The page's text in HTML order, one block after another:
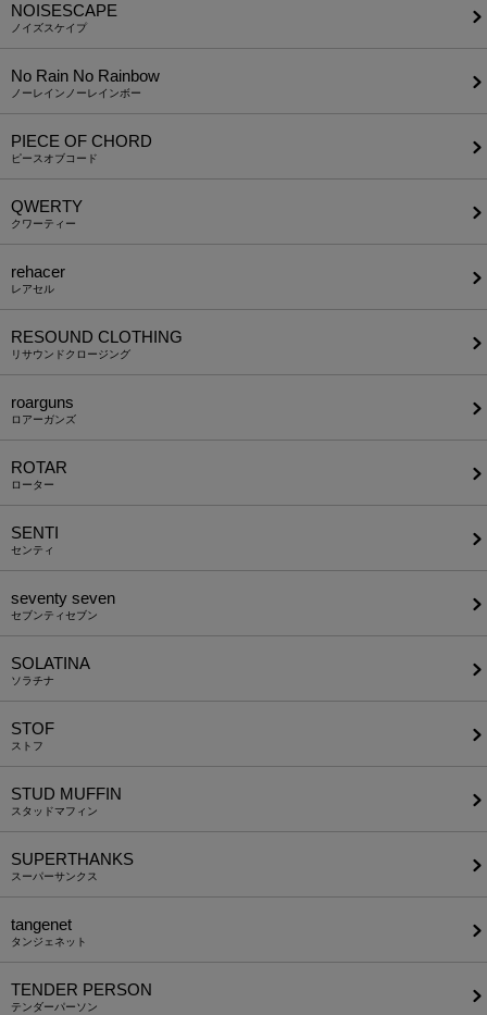
NOISESCAPE
ノイズスケイプ
No Rain No Rainbow
ノーレインノーレインボー
PIECE OF CHORD
ピースオブコード
QWERTY
クワーティー
rehacer
レアセル
RESOUND CLOTHING
リサウンドクロージング
roarguns
ロアーガンズ
ROTAR
ローター
SENTI
センティ
seventy seven
セブンティセブン
SOLATINA
ソラチナ
STOF
ストフ
STUD MUFFIN
スタッドマフィン
SUPERTHANKS
スーパーサンクス
tangenet
タンジェネット
TENDER PERSON
テンダーパーソン